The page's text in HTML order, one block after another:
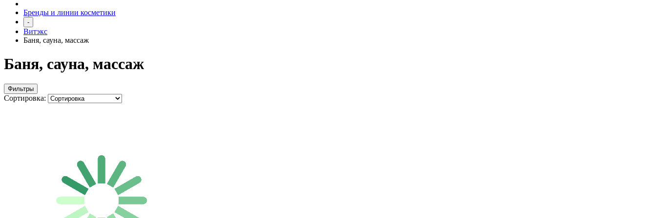
Бренды и линии косметики
-
Витэкс
Баня, сауна, массаж
Баня, сауна, массаж
Фильтры
Сортировка: